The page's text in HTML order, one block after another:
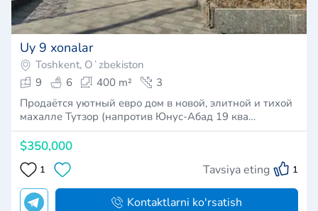
Uy 9 xonalar
Toshkent, Oʻzbekiston
9
6 400 m²
3
Продаётся уютный евро дом в новой, элитной и тихой
махалле Тутзор (напротив Юнус-Абад 19 ква…
$350,000
1 Tavsiya eting 1
Kontaktlarni ko'rsatish